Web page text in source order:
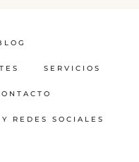
SERVICIOS
REDES SOCIALES